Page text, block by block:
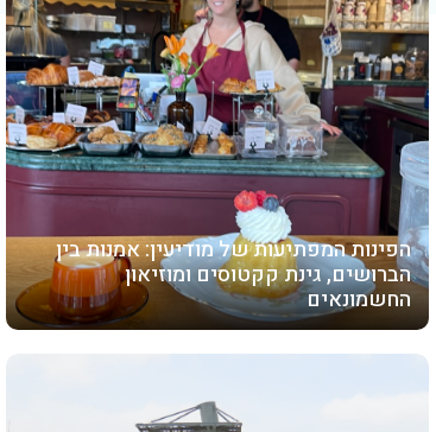
הפינות המפתיעות של מודיעין: אמנות בין
הברושים, גינת קקטוסים ומוזיאון
החשמונאים